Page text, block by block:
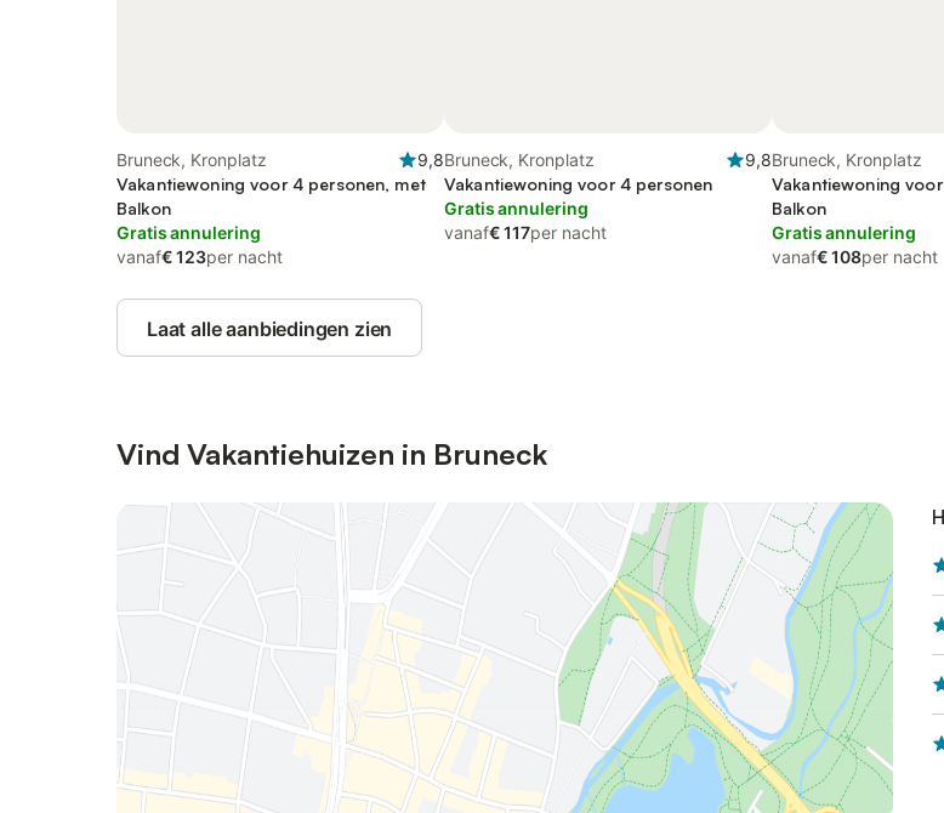
Bruneck, Kronplatz
9,8
Vakantiewoning voor 4 personen, met
Balkon
Gratis annulering
vanaf€ 123per nacht
Bruneck, Kronplatz
9,8
Vakantiewoning voor 4 personen
Gratis annulering
vanaf€ 117per nacht
Bruneck, Kronplatz
Vakantiewoning
Balkon
Gratis annulering
vanaf€ 108per nacht
Laat alle aanbiedingen zien
Vind Vakantiehuizen in Bruneck